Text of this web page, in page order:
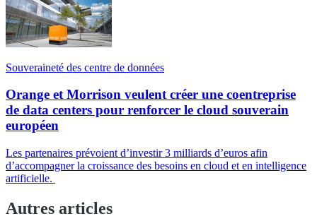
Souveraineté des centre de données
Orange et Morrison veulent créer une coentreprise
de data centers pour renforcer le cloud souverain
européen
Les partenaires prévoient d’investir 3 milliards d’euros afin
d’accompagner la croissance des besoins en cloud et en intelligence
artificielle.
Autres articles